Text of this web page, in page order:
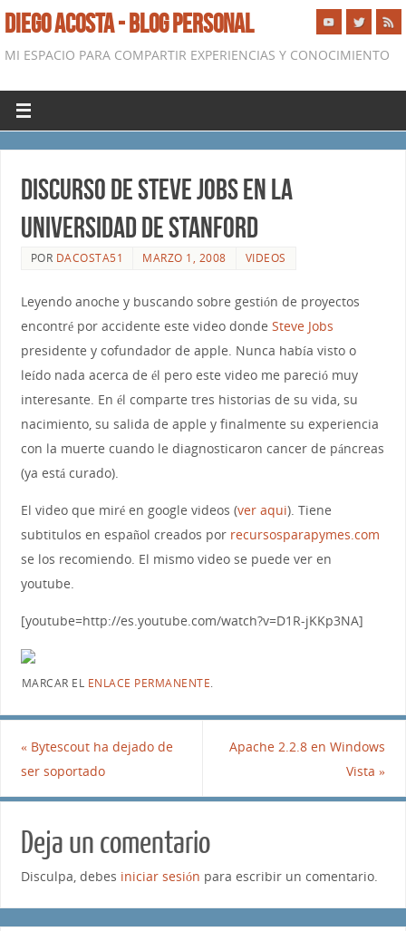
DIEGO ACOSTA - BLOG PERSONAL
MI ESPACIO PARA COMPARTIR EXPERIENCIAS Y CONOCIMIENTO
Discurso de Steve Jobs en la
Universidad de Stanford
POR DACOSTA51 MARZO 1, 2008 VIDEOS
Leyendo anoche y buscando sobre gestión de proyectos
encontré por accidente este video donde Steve Jobs
presidente y cofundador de apple. Nunca había visto o
leído nada acerca de él pero este video me pareció muy
interesante. En él comparte tres historias de su vida, su
nacimiento, su salida de apple y finalmente su experiencia
con la muerte cuando le diagnosticaron cancer de páncreas
(ya está curado).
El video que miré en google videos (ver aqui). Tiene
subtitulos en español creados por recursosparapymes.com
se los recomiendo. El mismo video se puede ver en
youtube.
[youtube=http://es.youtube.com/watch?v=D1R-jKKp3NA]
MARCAR EL ENLACE PERMANENTE.
«Bytescout ha dejado de
ser soportado
Apache 2.2.8 en Windows
Vista»
Deja un comentario
Disculpa, debes iniciar sesión para escribir un comentario.